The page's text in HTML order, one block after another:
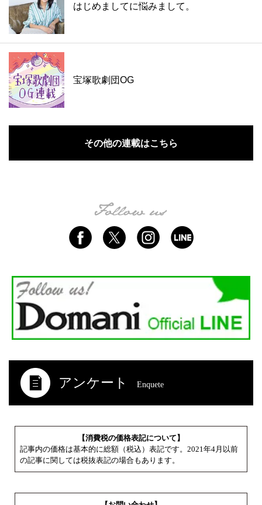
はじめましてに悩みまして。
宝塚歌劇団OG
その他の連載はこちら
アンケート Enquete
【消費税の価格表記について】
記事内の価格は基本的に総額（税込）表記です。2021年4月以前
の記事に関しては税抜表記の場合もあります。